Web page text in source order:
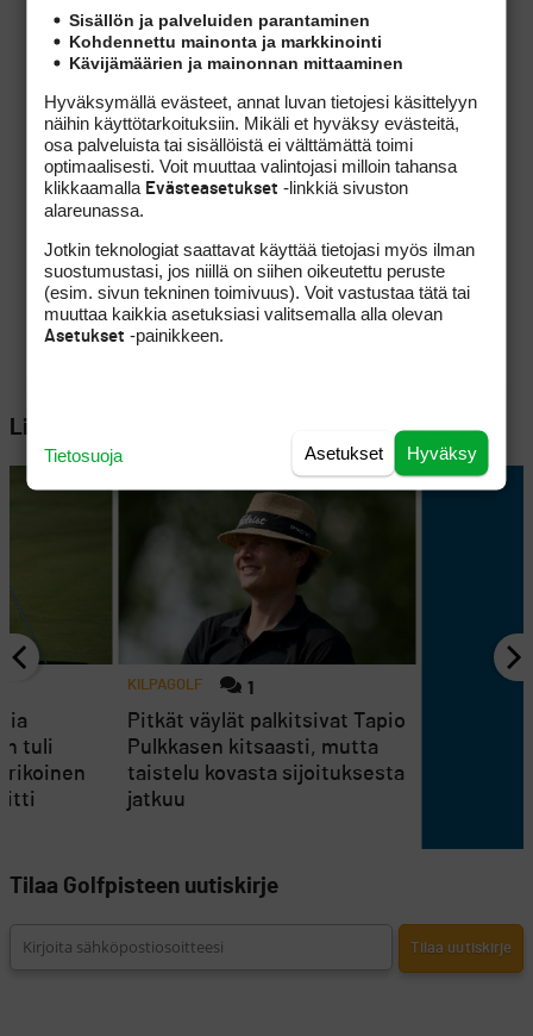
Sisällön ja palveluiden parantaminen
Kohdennettu mainonta ja markkinointi
Kävijämäärien ja mainonnan mittaaminen
Hyväksymällä evästeet, annat luvan tietojesi käsittelyyn
näihin käyttötarkoituksiin. Mikäli et hyväksy evästeitä,
osa palveluista tai sisällöistä ei välttämättä toimi
optimaalisesti. Voit muuttaa valintojasi milloin tahansa
klikkaamalla Evästeasetukset -linkkiä sivuston
alareunassa.
Jotkin teknologiat saattavat käyttää tietojasi myös ilman
suostumustasi, jos niillä on siihen oikeutettu peruste
(esim. sivun tekninen toimivuus). Voit vastustaa tätä tai
muuttaa kaikkia asetuksiasi valitsemalla alla olevan
Asetukset -painikkeen.
Hyväksy
Asetukset
Tietosuoja
Lisää aiheesta
KILPAGOLF 1
Pitkät väylät palkitsivat Tapio
Pulkkasen kitsaasti, mutta
taistelu kovasta sijoituksesta
jatkuu
tuli
Tilaa Golfpisteen uutiskirje